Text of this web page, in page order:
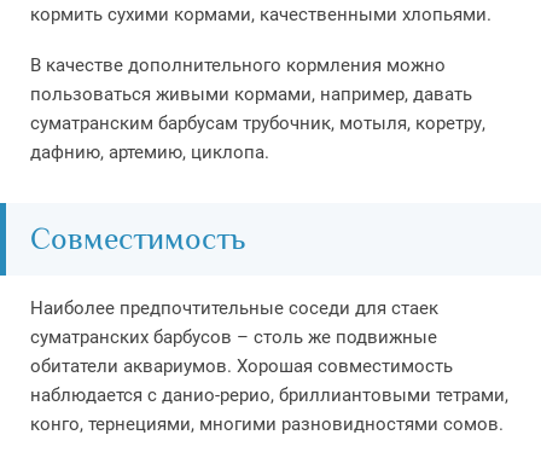
кормить сухими кормами, качественными хлопьями.
В качестве дополнительного кормления можно
пользоваться живыми кормами, например, давать
суматранским барбусам трубочник, мотыля, коретру,
дафнию, артемию, циклопа.
Совместимость
Наиболее предпочтительные соседи для стаек
суматранских барбусов – столь же подвижные
обитатели аквариумов. Хорошая совместимость
наблюдается с данио-рерио, бриллиантовыми тетрами,
конго, тернециями, многими разновидностями сомов.